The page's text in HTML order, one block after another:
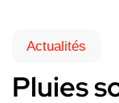
Actualités
Pluies